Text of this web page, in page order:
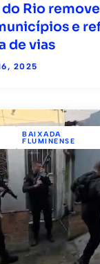
Rio
e
de vias
2025
BAIXADA
FLUMINENSE